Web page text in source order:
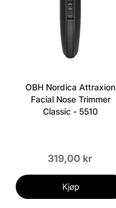
OBH Nordica Attraxion
Facial Nose Trimmer
Classic - 5510
319,00 kr
Kjøp